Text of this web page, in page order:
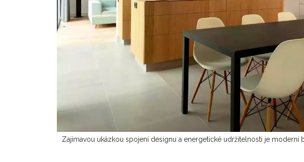
Zajímavou ukázkou spojení designu a energetické udržitelnosti je moderní